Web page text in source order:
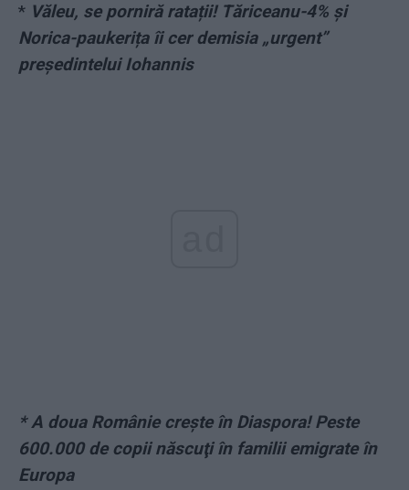
* Văleu, se porniră ratații! Tăriceanu-4% și
Norica-paukerița îi cer demisia „urgent”
președintelui Iohannis
* A doua Românie creşte în Diaspora! Peste
600.000 de copii născuţi în familii emigrate în
Europa